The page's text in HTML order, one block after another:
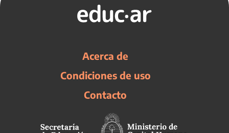
Acerca de
Condiciones de uso
Contacto